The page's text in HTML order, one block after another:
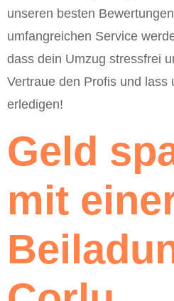
unseren besten
umfangreichen Service
dass dein Umzug stressfrei
Vertraue den Profis und lass
erledigen!
Geld
mit